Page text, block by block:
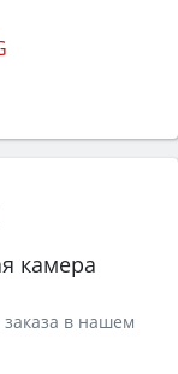
камера
в нашем